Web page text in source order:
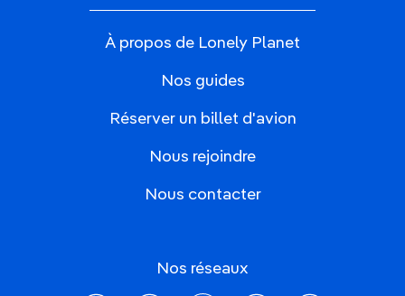
À propos de Lonely Planet
Nos guides
Réserver un billet d'avion
Nous rejoindre
Nous contacter
Nos réseaux